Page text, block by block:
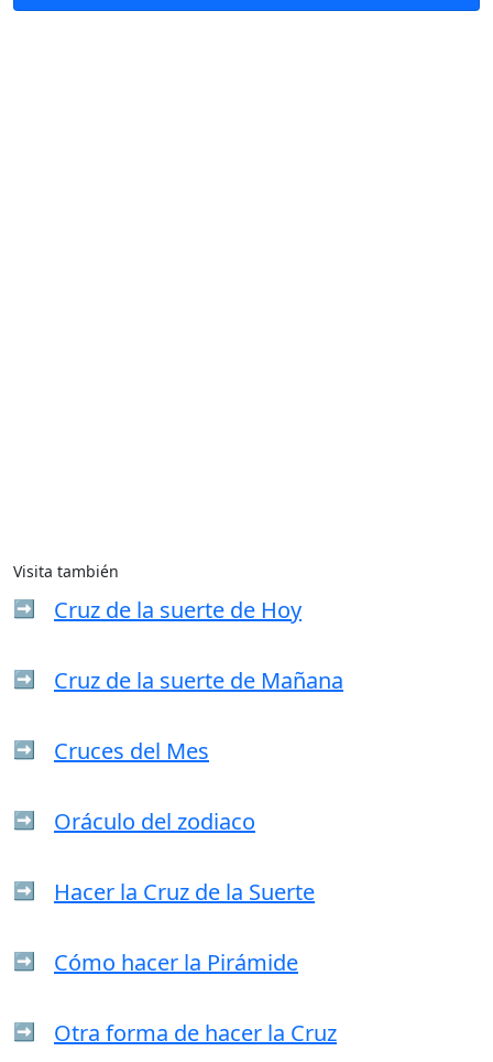
Visita también
➡️ Cruz de la suerte de Hoy
➡️ Cruz de la suerte de Mañana
➡️ Cruces del Mes
➡️ Oráculo del zodiaco
➡️ Hacer la Cruz de la Suerte
➡️ Cómo hacer la Pirámide
➡️ Otra forma de hacer la Cruz